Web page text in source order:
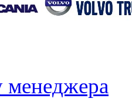
менеджера